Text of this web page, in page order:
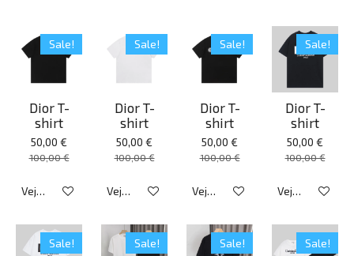
Sale!
Dior T-
shirt
50,00 €
100,00 €
Veja detalhes
Sale!
Dior T-
shirt
50,00 €
100,00 €
Veja detalhes
Sale!
Dior T-
shirt
50,00 €
100,00 €
Veja detalhes
Sale!
Dior T-
shirt
50,00 €
100,00 €
Veja detalhes
Sale! Sale! Sale! Sale!